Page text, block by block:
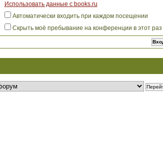
Использовать данные с books.ru
Автоматически входить при каждом посещении
Скрыть моё пребывание на конференции в этот раз